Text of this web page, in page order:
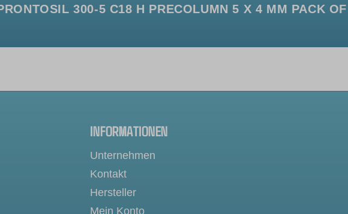
300-5 C18 H PRECOLUMN 5 X 4 MM PACK
INFORMATIONEN
Unternehmen
Kontakt
Hersteller
Mein Konto